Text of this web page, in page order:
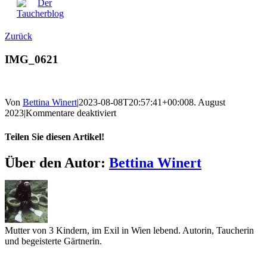
Zurück
IMG_0621
Von Bettina Winert|2023-08-08T20:57:41+00:008. August
2023|Kommentare deaktiviertfür
Teilen Sie diesen Artikel!
Facebook
Twitter
Reddit
LinkedIn
WhatsApp
Telegram
Tumblr
Pinterest
Vk
Xing
E-
Mail
Über den Autor: Bettina Winert
Mutter von 3 Kindern, im Exil in Wien lebend. Autorin, Taucherin
und begeisterte Gärtnerin.